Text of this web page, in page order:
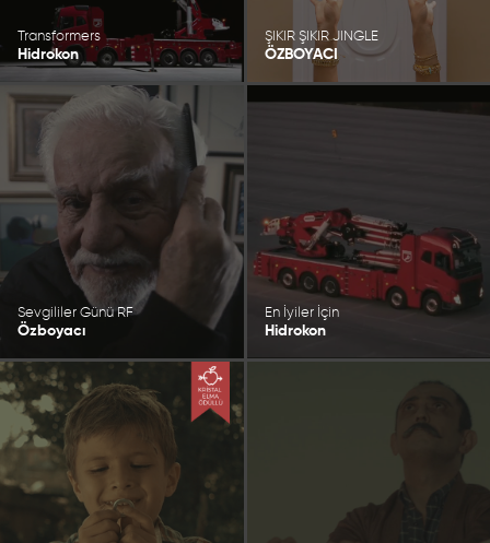
Transformers
Hidrokon
ŞIKIR ŞIKIR JINGLE
ÖZBOYACI
Sevgililer Günü RF
Özboyacı
En İyiler İçin
Hidrokon